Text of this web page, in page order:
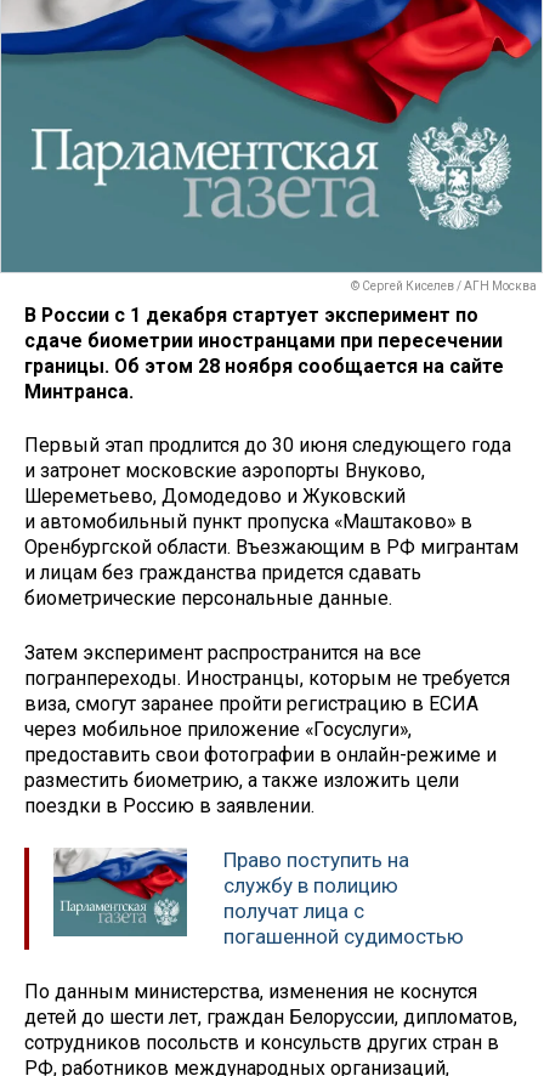
© Сергей Киселев / АГН Москва
В России с 1 декабря стартует эксперимент по
сдаче биометрии иностранцами при пересечении
границы. Об этом 28 ноября сообщается на сайте
Минтранса.
Первый этап продлится до 30 июня следующего года
и затронет московские аэропорты Внуково,
Шереметьево, Домодедово и Жуковский
и автомобильный пункт пропуска «Маштаково» в
Оренбургской области. Въезжающим в РФ мигрантам
и лицам без гражданства придется сдавать
биометрические персональные данные.
Затем эксперимент распространится на все
погранпереходы. Иностранцы, которым не требуется
виза, смогут заранее пройти регистрацию в ЕСИА
через мобильное приложение «Госуслуги»,
предоставить свои фотографии в онлайн-режиме и
разместить биометрию, а также изложить цели
поездки в Россию в заявлении.
Право поступить на
службу в полицию
получат лица с
погашенной судимостью
По данным министерства, изменения не коснутся
детей до шести лет, граждан Белоруссии, дипломатов,
сотрудников посольств и консульств других стран в
РФ, работников международных организаций,